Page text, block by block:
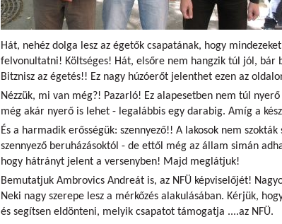
Hát, nehéz dolga lesz az égetők csapatának, hogy
felvonultatni! Költséges! Hát, elsőre nem hangzik túl jól, bár
Bitznisz az égetés!! Ez nagy húzóerőt jelenthet ezen az
Nézzük, mi van még?! Pazarló! Ez alapesetben nem túl
még akár nyerő is lehet - legalábbis egy darabig. Amíg a
És a harmadik erősségük: szennyező!! A lakosok nem
szennyező beruházásoktól - de ettől még az állam simán
hogy hátrányt jelent a versenyben! Majd meglátjuk!
Bemutatjuk Ambrovics Andreát is, az NFÜ képviselőjét!
Neki nagy szerepe lesz a mérkőzés alakulásában. Kérjük,
és segítsen eldönteni, melyik csapatot támogatja ....az NFÜ.